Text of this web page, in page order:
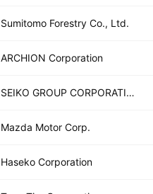
Sumitomo Forestry Co., Ltd.
ARCHION Corporation
SEIKO GROUP CORPORATION
Mazda Motor Corp.
Haseko Corporation